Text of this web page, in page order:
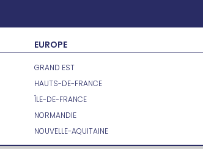
EUROPE
GRAND EST
HAUTS-DE-FRANCE
ÎLE-DE-FRANCE
NORMANDIE
NOUVELLE-AQUITAINE